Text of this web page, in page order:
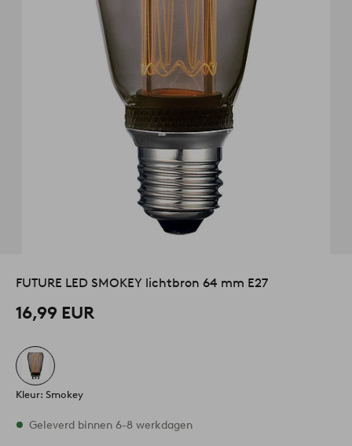
FUTURE LED SMOKEY lichtbron 64 mm E27
16,99 EUR
Kleur: Smokey
Op voorraad
Geleverd binnen 6-8 werkdagen